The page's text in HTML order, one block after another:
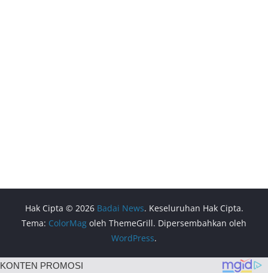
Hak Cipta © 2026 Badai News. Keseluruhan Hak Cipta.
Tema: ColorMag oleh ThemeGrill. Dipersembahkan oleh
WordPress.